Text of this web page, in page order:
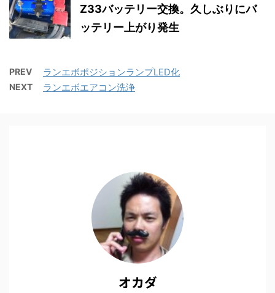
Z33バッテリー交換。久しぶりにバ
ッテリー上がり発生
PREV ランエボポジションランプLED化
NEXT ランエボエアコン洗浄
オカダ